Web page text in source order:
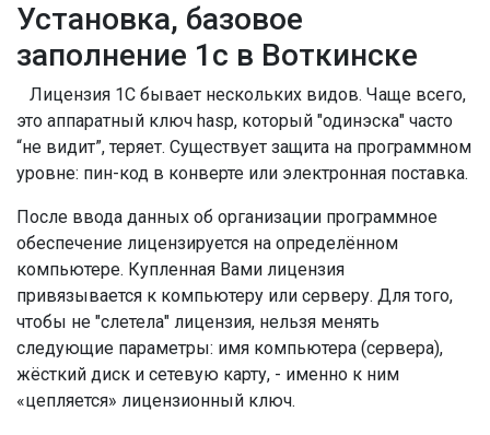
Установка, базовое
заполнение 1с в Воткинске
Лицензия 1С бывает нескольких видов. Чаще всего,
это аппаратный ключ hasp, который "одинэска" часто
“не видит”, теряет. Существует защита на программном
уровне: пин-код в конверте или электронная поставка.
После ввода данных об организации программное
обеспечение лицензируется на определённом
компьютере. Купленная Вами лицензия
привязывается к компьютеру или серверу. Для того,
чтобы не "слетела" лицензия, нельзя менять
следующие параметры: имя компьютера (сервера),
жёсткий диск и сетевую карту, - именно к ним
«цепляется» лицензионный ключ.